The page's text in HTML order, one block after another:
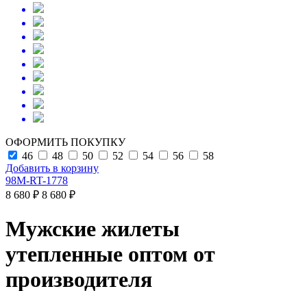
ОФОРМИТЬ ПОКУПКУ
46
48 50 52 54 56
58
Добавить в корзину
98M-RT-1778
8 680 ₽ 8 680 ₽
Мужские жилеты
утепленные оптом от
производителя